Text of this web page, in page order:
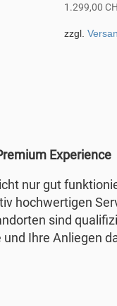
1.299,00
zzgl.
Experience
nur gut
hochwertigen
sind
und Ihre Anliegen